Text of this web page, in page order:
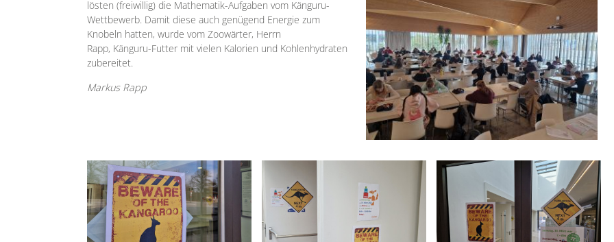
lösten (freiwillig) die Mathematik-Aufgaben vom Känguru-
Wettbewerb. Damit diese auch genügend Energie zum
Knobeln hatten, wurde vom Zoowärter, Herrn
Rapp, Känguru-Futter mit vielen Kalorien und Kohlenhydraten
zubereitet.
Markus Rapp